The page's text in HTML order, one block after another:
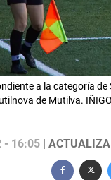
a la categoría de
de Mutilva.
- 16:05|